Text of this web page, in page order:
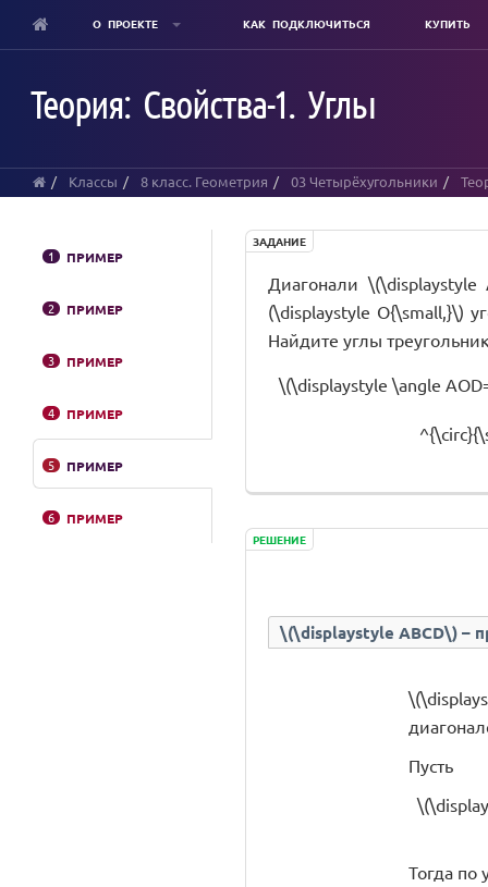
content
О ПРОЕКТЕ КАК ПОДКЛЮЧИТЬСЯ КУПИТЬ
Теория: Свойства-1. Углы
Классы 8 класс. Геометрия 03 Четырёхугольники
1 ПРИМЕР
2 ПРИМЕР
3 ПРИМЕР
4 ПРИМЕР
5 ПРИМЕР
6 ПРИМЕР
ЗАДАНИЕ
Диагонали
(\displaystyle O{\small,}\)
Найдите углы
\(\displaystyle \angle
РЕШЕНИЕ
\(\displaystyle ABCD\) –
Пусть
Тогда по